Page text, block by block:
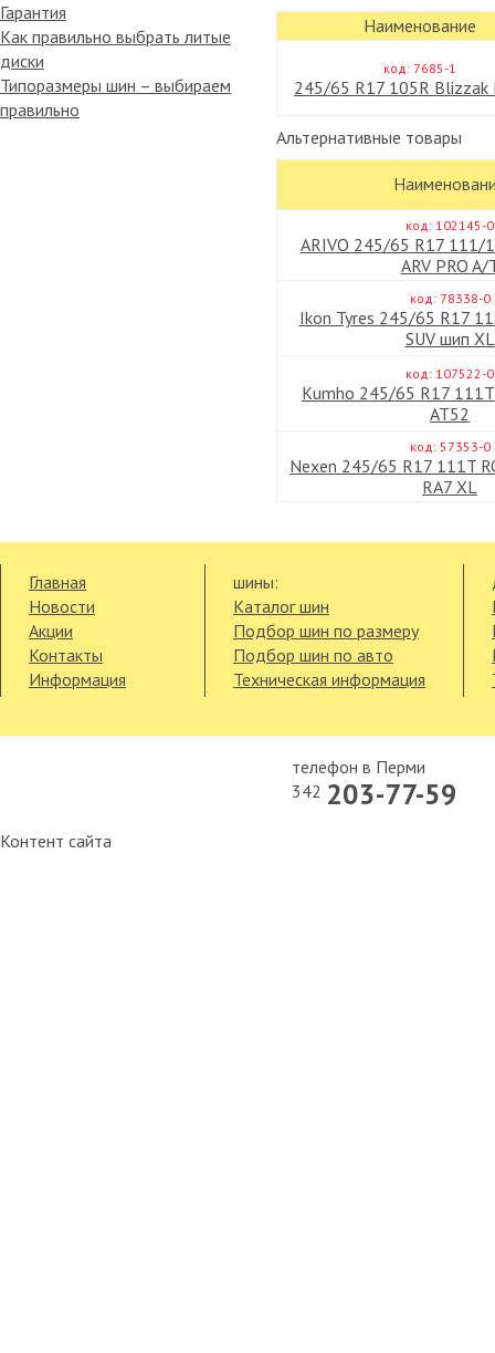
Гарантия
Как правильно выбрать литые
диски
Типоразмеры шин – выбираем
правильно
Наименование
код: 7685-1
245/65 R17 105R Blizzak
Альтернативные товары
код: 102145-0
ARIVO 245/65 R17 111/
ARV PRO A/
код: 78338-0
Ikon Tyres 245/65 R17
SUV шип XL
код: 107522-0
Kumho 245/65 R17
AT52
код: 57353-0
Nexen 245/65 R17 111T
RA7 XL
Главная
Новости
Акции
Контакты
Информация
шины:
Каталог шин
Подбор шин по размеру
Подбор шин по авто
Техническая информация
телефон в Перми
342 203-77-59
Контент сайта